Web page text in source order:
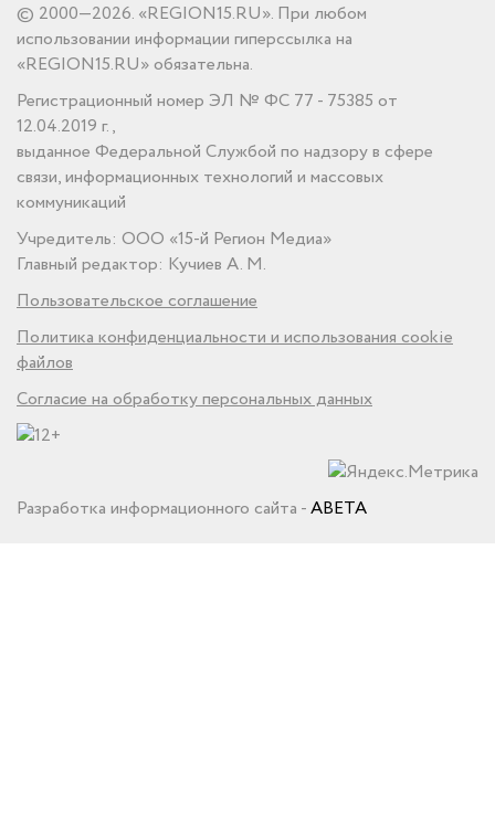
© 2000—2026. «REGION15.RU». При любом
использовании информации гиперссылка на
«REGION15.RU» обязательна.
Регистрационный номер ЭЛ № ФС 77 - 75385 от
12.04.2019 г.,
выданное Федеральной Службой по надзору в сфере
связи, информационных технологий и массовых
коммуникаций
Учредитель: ООО «15-й Регион Медиа»
Главный редактор: Кучиев А. М.
Пользовательское соглашение
Политика конфиденциальности и использования cookie
файлов
Согласие на обработку персональных данных
Разработка информационного сайта -ABETA